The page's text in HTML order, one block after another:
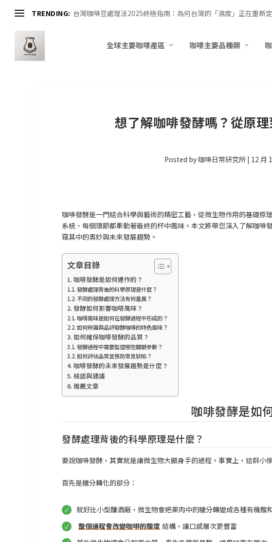
TRENDING: 台灣咖啡豆處理法2025終極指南：為何台灣的「濕度」正在重新
全球主要咖啡產區 咖啡主要品種類
想了解咖啡發酵嗎？從原
Posted by 咖啡日常研究所| 12 月
咖啡發酵是一門結合科學與藝術的精密工藝，從微生物作用的基礎原
系統，每個環節都牽動著最終的杯中風味。本文將帶您深入了解咖
窺其中的奧妙與未來發展趨勢。
文章目錄
咖啡發酵是如何運作的？
發酵處理背後的科學原理是什麼？
不同的發酵處理方法有何差異？
發酵如何影響咖啡風味？
咖啡風味是如何在發酵過程中形成的？
如何辨識與品評發酵咖啡的特色風味？
如何確保咖啡發酵的品質？
發酵過程中需要監控哪些關鍵參數？
如何評估品質並預防常見缺陷？
咖啡發酵的未來發展趨勢是什麼？
結語與建議
推薦文章
咖啡發酵是如
發酵處理背後的科學原理是什麼？
要說咖啡發酵，其實就是讓微生物大顯身手的過程。事實上，這群小
首先是糖分轉化的部分：
就好比小型釀酒廠，微生物會把果肉中的糖分轉變成各種有機酸
整個過程會改變咖啡的酸度 結構，讓口感層次更豐富